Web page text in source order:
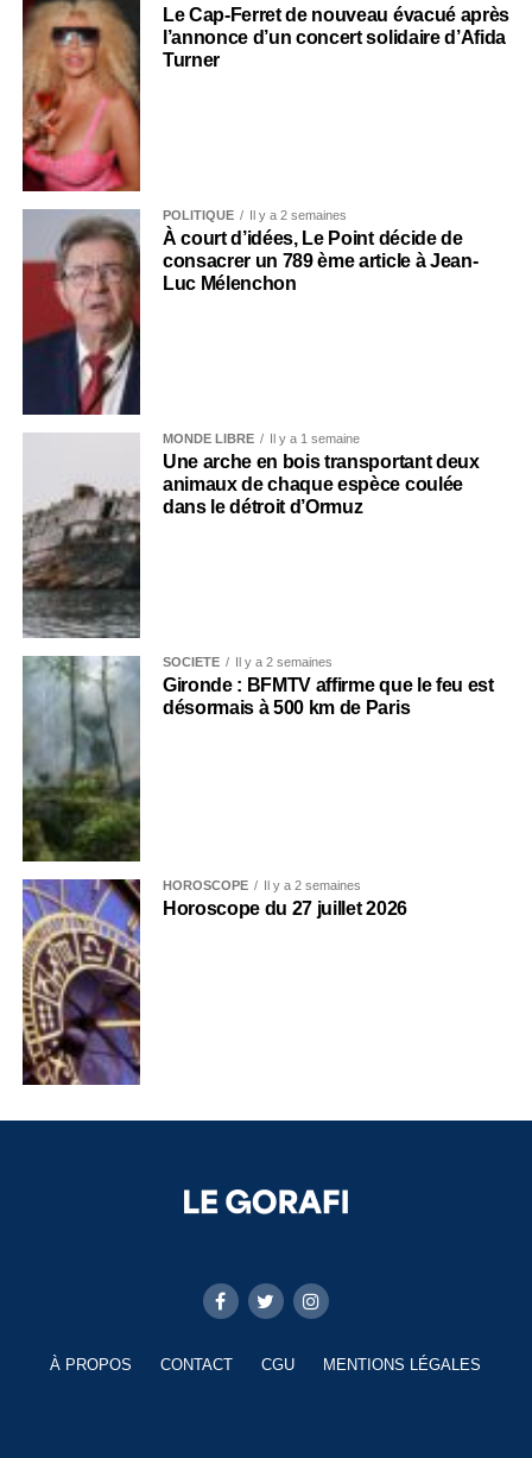
Le Cap-Ferret de nouveau évacué après
l’annonce d’un concert solidaire d’Afida
Turner
POLITIQUE Il y a 2 semaines
À court d’idées, Le Point décide de
consacrer un 789 ème article à Jean-
Luc Mélenchon
MONDE LIBRE Il y a 1 semaine
Une arche en bois transportant deux
animaux de chaque espèce coulée
dans le détroit d’Ormuz
SOCIÉTÉ Il y a 2 semaines
Gironde : BFMTV affirme que le feu est
désormais à 500 km de Paris
HOROSCOPE Il y a 2 semaines
Horoscope du 27 juillet 2026
À PROPOS CONTACT CGU MENTIONS LÉGALES